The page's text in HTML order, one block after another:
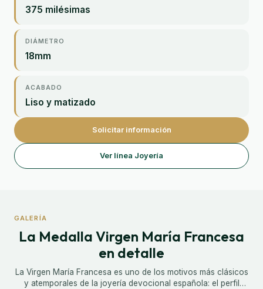
375 milésimas
DIÁMETRO
18mm
ACABADO
Liso y matizado
Solicitar información
Ver línea Joyería
GALERÍA
La Medalla Virgen María Francesa
en detalle
La Virgen María Francesa es uno de los motivos más clásicos
y atemporales de la joyería devocional española: el perfil